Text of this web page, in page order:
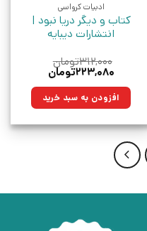
ادبیات کرواسی
کتاب و دیگر دریا نبود |
انتشارات دیبایه
۳۱۲,۰۰۰تومان
قیمت
۳۱۲,۰۰۰تومان
بود.
۲۲۳,۰۸۰تومان
۲۲۳,۰۸۰تومان.افزودن به سبد خرید